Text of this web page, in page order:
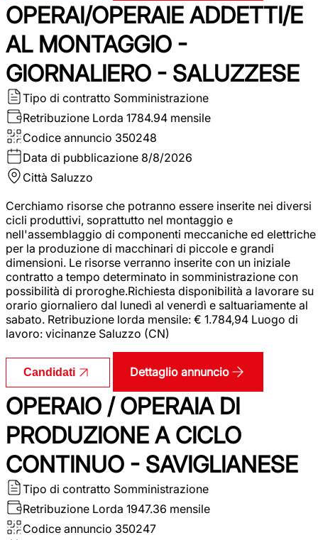
OPERAI/OPERAIE ADDETTI/E
AL MONTAGGIO -
GIORNALIERO - SALUZZESE
Tipo di contratto Somministrazione
Retribuzione Lorda 1784.94 mensile
Codice annuncio 350248
Data di pubblicazione 8/8/2026
Città Saluzzo
Cerchiamo risorse che potranno essere inserite nei diversi
cicli produttivi, soprattutto nel montaggio e
nell'assemblaggio di componenti meccaniche ed elettriche
per la produzione di macchinari di piccole e grandi
dimensioni. Le risorse verranno inserite con un iniziale
contratto a tempo determinato in somministrazione con
possibilità di proroghe.Richiesta disponibilità a lavorare su
orario giornaliero dal lunedì al venerdì e saltuariamente al
sabato. Retribuzione lorda mensile: € 1.784,94 Luogo di
lavoro: vicinanze Saluzzo (CN)
Candidati Dettaglio annuncio
OPERAIO / OPERAIA DI
PRODUZIONE A CICLO
CONTINUO - SAVIGLIANESE
Tipo di contratto Somministrazione
Retribuzione Lorda 1947.36 mensile
Codice annuncio 350247